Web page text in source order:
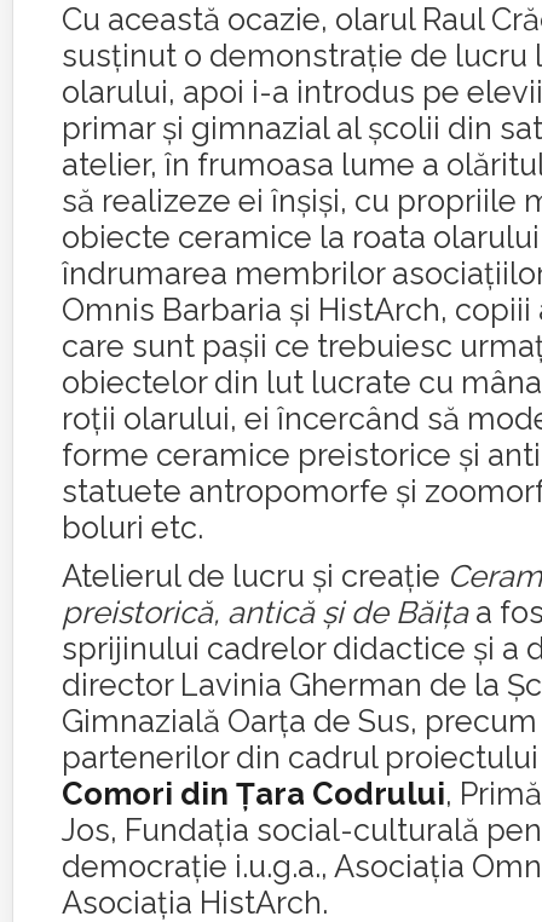
Cu această ocazie, olarul Raul
susţinut o demonstraţie de lucru
olarului, apoi i-a introdus pe
primar şi gimnazial al şcolii din
atelier, în frumoasa lume a
să realizeze ei înşişi, cu propriile
obiecte ceramice la roata
îndrumarea membrilor
Omnis Barbaria şi HistArch,
care sunt paşii ce trebuiesc
obiectelor din lut lucrate cu
roţii olarului, ei încercând să
forme ceramice preistorice şi
statuete antropomorfe şi
boluri etc.
Atelierul de lucru şi creaţie
preistorică, antică şi de Băiţaa
sprijinului cadrelor didactice şi a
director Lavinia Gherman de la
Gimnazială Oarţa de Sus,
partenerilor din cadrul
Comori din Ţara Codrului,
Jos, Fundaţia social-culturală
democraţie i.u.g.a., Asociaţia
Asociaţia HistArch.